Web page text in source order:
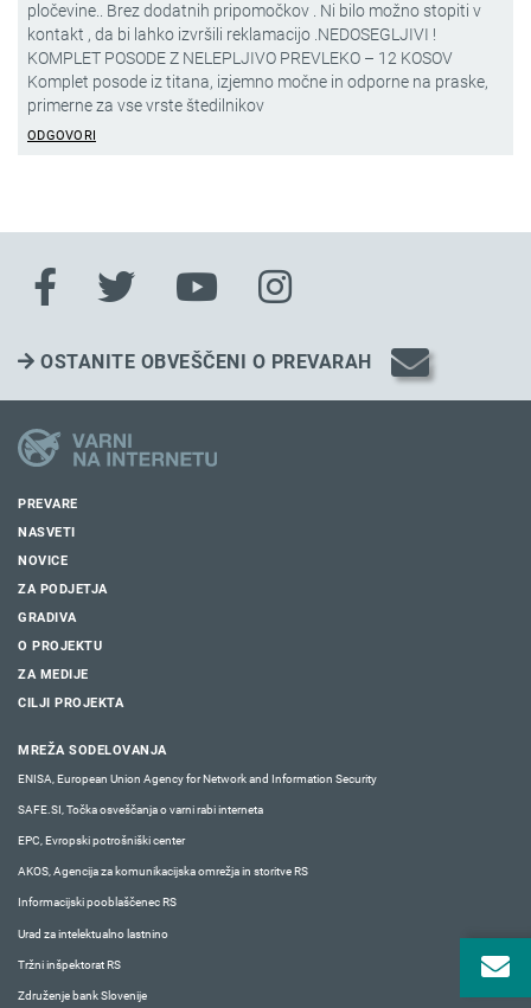
pločevine.. Brez dodatnih pripomočkov . Ni bilo možno stopiti v
kontakt , da bi lahko izvršili reklamacijo .NEDOSEGLJIVI !
KOMPLET POSODE Z NELEPLJIVO PREVLEKO – 12 KOSOV
Komplet posode iz titana, izjemno močne in odporne na praske,
primerne za vse vrste štedilnikov
ODGOVORI
OSTANITE OBVEŠČENI O PREVARAH
PREVARE
NASVETI
NOVICE
ZA PODJETJA
GRADIVA
O PROJEKTU
ZA MEDIJE
CILJI PROJEKTA
MREŽA SODELOVANJA
ENISA, European Union Agency for Network and Information Security
SAFE.SI, Točka osveščanja o varni rabi interneta
EPC, Evropski potrošniški center
AKOS, Agencija za komunikacijska omrežja in storitve RS
Informacijski pooblaščenec RS
Urad za intelektualno lastnino
Tržni inšpektorat RS
Združenje bank Slovenije